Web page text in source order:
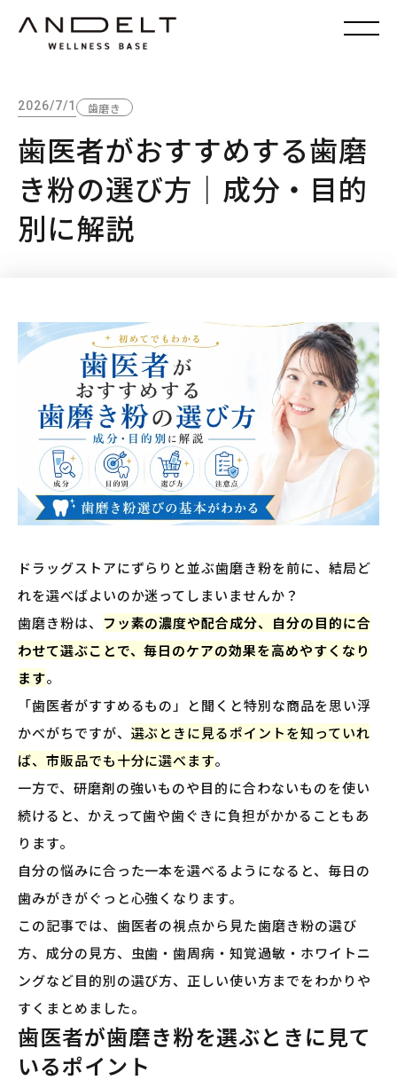
2026/7/1 歯磨き
歯医者がおすすめする歯磨
き粉の選び方｜成分・目的
別に解説
ドラッグストアにずらりと並ぶ歯磨き粉を前に、結局ど
れを選べばよいのか迷ってしまいませんか？
歯磨き粉は、
フッ素の濃度や配合成分、自分の目的に合
わせて選ぶことで、毎日のケアの効果を高めやすくなり
ます。
「歯医者がすすめるもの」と聞くと特別な商品を思い浮
かべがちですが、 選ぶときに見るポイントを知っていれ
ば、市販品でも十分に選べます。
一方で、研磨剤の強いものや目的に合わないものを使い
続けると、かえって歯や歯ぐきに負担がかかることもあ
ります。
自分の悩みに合った一本を選べるようになると、毎日の
歯みがきがぐっと心強くなります。
この記事では、歯医者の視点から見た歯磨き粉の選び
方、成分の見方、虫歯・歯周病・知覚過敏・ホワイトニ
ングなど目的別の選び方、正しい使い方までをわかりや
すくまとめました。
歯医者が歯磨き粉を選ぶときに見て
いるポイント